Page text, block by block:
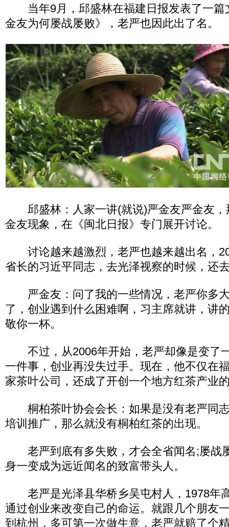
当年9月，邱盛林在福建日报发表了一篇
金友为何屡战屡败》，老严也因此出了名。
邱盛林：人家一讲(就说)严金友严金友，
金友现象，在《闽北日报》专门展开讨论。
讨论越来越激烈，老严也越来越出名，
省长的习近平同志，去光泽视察的时候，还
严金友：问了我的一些情况，老严你多
了，创业遇到什么困难啊，习主席就讲，讲
敬你一杯。
不过，从2006年开始，老严却像是变了
一件事，创业再没失过手。现在，他不仅在
家茶叶公司，还成了开创一个地方红茶产业
桐柏茶叶协会会长：如果是没有老严同
培训推广，那么就没有桐柏红茶的出现。
老严到底有多失败，才会全省闻名;屡战
身一变成为远近闻名的致富带头人。
老严是光泽县华桥乡吴屯村人，1978年
通过创业来改变自己的命运。就跟几个朋友
到杭州，多可第一次做生意，老严就赔了个